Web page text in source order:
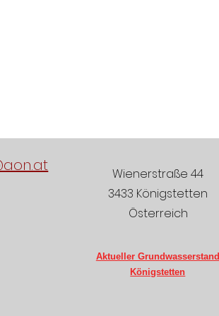
Wienerstraße 44
3433 Königstetten
Österreich
Aktueller Grundwasserstand
Königstetten